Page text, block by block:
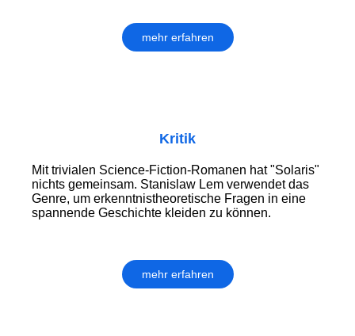
mehr erfahren
Kritik
Mit trivialen Science-Fiction-Romanen hat "Solaris"
nichts gemeinsam. Stanislaw Lem verwendet das
Genre, um erkenntnistheoretische Fragen in eine
spannende Geschichte kleiden zu können.
mehr erfahren